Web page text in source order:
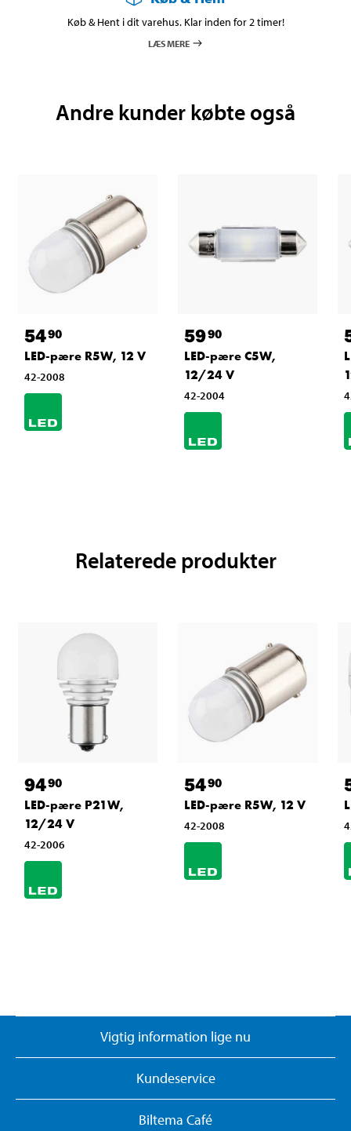
Køb & Hent i dit varehus. Klar inden for 2 timer!
LÆS MERE
Andre kunder købte også
5490
LED-pære R5W, 12 V
42-2008
5990
LED-pære C5W,
12/24 V
42-2004
Relaterede produkter
9490
LED-pære P21W,
12/24 V
42-2006
5490
LED-pære R5W, 12 V
42-2008
Vigtig information lige nu
Kundeservice
Biltema Café